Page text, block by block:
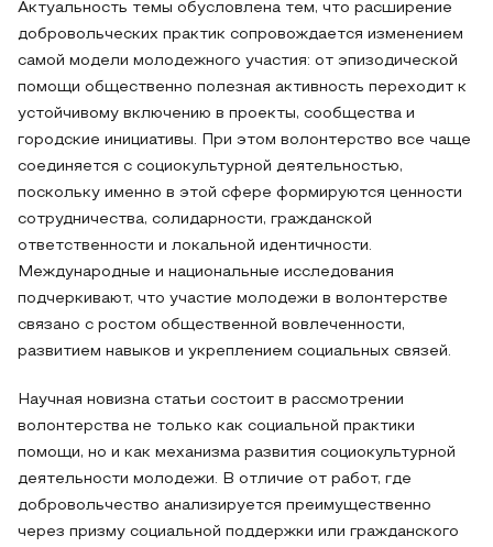
Актуальность темы обусловлена тем, что расширение
добровольческих практик сопровождается изменением
самой модели молодежного участия: от эпизодической
помощи общественно полезная активность переходит к
устойчивому включению в проекты, сообщества и
городские инициативы. При этом волонтерство все чаще
соединяется с социокультурной деятельностью,
поскольку именно в этой сфере формируются ценности
сотрудничества, солидарности, гражданской
ответственности и локальной идентичности.
Международные и национальные исследования
подчеркивают, что участие молодежи в волонтерстве
связано с ростом общественной вовлеченности,
развитием навыков и укреплением социальных связей.
Научная новизна статьи состоит в рассмотрении
волонтерства не только как социальной практики
помощи, но и как механизма развития социокультурной
деятельности молодежи. В отличие от работ, где
добровольчество анализируется преимущественно
через призму социальной поддержки или гражданского